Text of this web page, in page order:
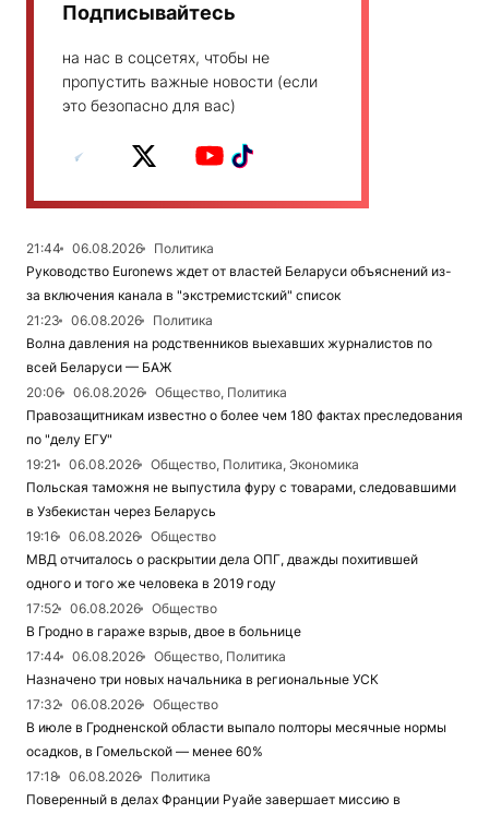
Подписывайтесь
на нас в соцсетях, чтобы не
пропустить важные новости (если
это безопасно для вас)
21:44 06.08.2026
Политика
Руководство Euronews ждет от властей Беларуси объяснений из-
за включения канала в "экстремистский" список
21:23
06.08.2026
Политика
Волна давления на родственников выехавших журналистов по
всей Беларуси — БАЖ
20:06
06.08.2026
Общество, Политика
Правозащитникам известно о более чем 180 фактах преследования
по "делу ЕГУ"
19:21
06.08.2026
Общество, Политика, Экономика
Польская таможня не выпустила фуру с товарами, следовавшими
в Узбекистан через Беларусь
19:16
06.08.2026
Общество
МВД отчиталось о раскрытии дела ОПГ, дважды похитившей
одного и того же человека в 2019 году
17:52
06.08.2026
Общество
В Гродно в гараже взрыв, двое в больнице
17:44
06.08.2026
Общество, Политика
Назначено три новых начальника в региональные УСК
17:32
06.08.2026
Общество
В июле в Гродненской области выпало полторы месячные нормы
осадков, в Гомельской — менее 60%
17:18
06.08.2026
Политика
Поверенный в делах Франции Руайе завершает миссию в